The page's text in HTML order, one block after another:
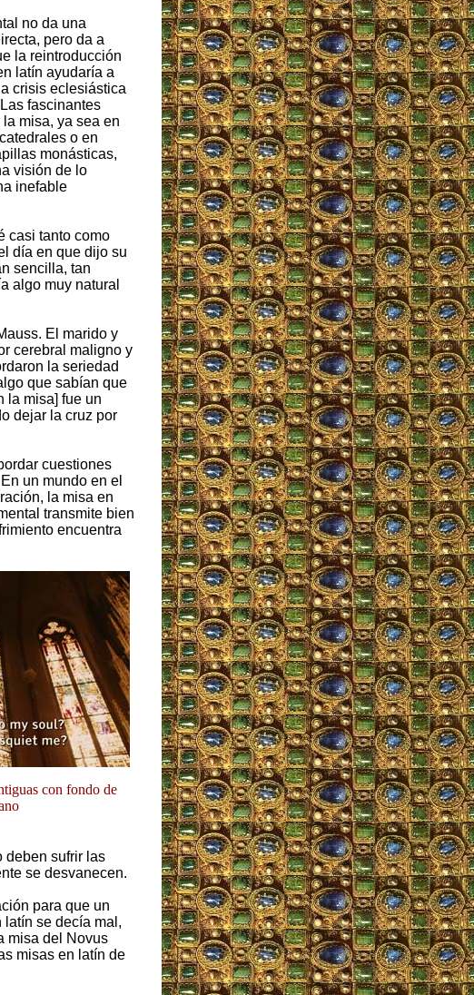
no da una
pero da a
la reintroducción
latín ayudaría a
crisis eclesiástica
fascinantes
misa, ya sea en
o en
monásticas,
visión de lo
inefable
casi tanto como
día en que dijo su
sencilla, tan
algo muy natural
El marido y
cerebral maligno y
la seriedad
que sabían que
la misa] fue un
dejar la cruz por
cuestiones
un mundo en el
la misa en
transmite bien
encuentra
con fondo de
deben sufrir las
se desvanecen.
para que un
latín se decía mal,
misa del Novus
misas en latín de